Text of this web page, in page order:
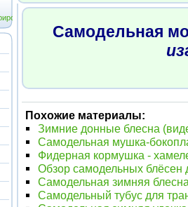
Самодельная
Похожие материалы:
Зимние донные блесна
Самодельная мушка-
Фидерная кормушка -
Обзор самодельных блёсен
Самодельная зимняя
Самодельный тубус для